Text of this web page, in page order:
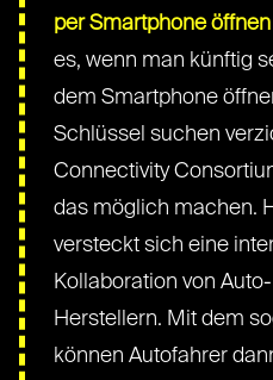
per Smartphone
es, wenn man künftig
dem Smartphone
Schlüssel suchen
Connectivity
das möglich machen.
versteckt sich eine
Kollaboration von
Herstellern. Mit dem
können Autofahrer